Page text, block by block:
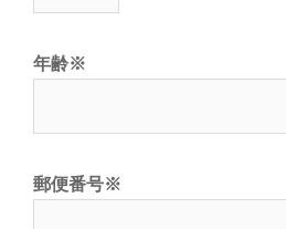
年齢※
郵便番号※